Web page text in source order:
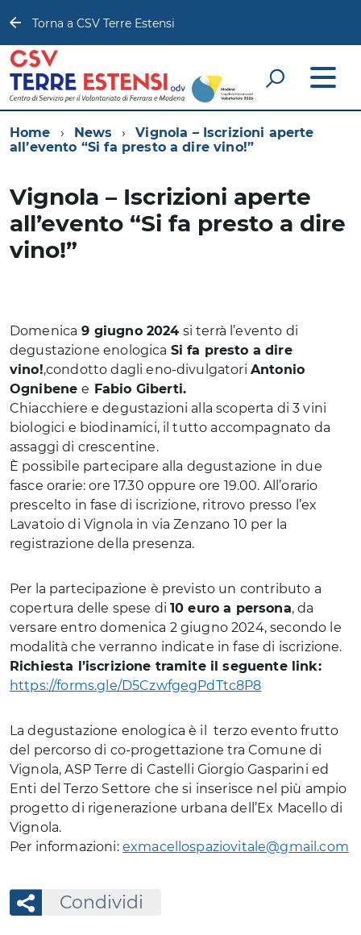
Torna a CSV Terre Estensi
Home News
Vignola – Iscrizioni aperte
all’evento “Si fa presto a dire vino!”
Vignola – Iscrizioni aperte
all’evento “Si fa presto a dire
vino!”
Domenica 9 giugno 2024 si terrà l’evento di
degustazione enologica Si fa presto a dire
vino!,condotto dagli eno-divulgatori Antonio
Ognibenee Fabio Giberti.
Chiacchiere e degustazioni alla scoperta di 3 vini
biologici e biodinamici, il tutto accompagnato da
assaggi di crescentine.
È possibile partecipare alla degustazione in due
fasce orarie: ore 17.30 oppure ore 19.00. All’orario
prescelto in fase di iscrizione, ritrovo presso l’ex
Lavatoio di Vignola in via Zenzano 10 per la
registrazione della presenza.
Per la partecipazione è previsto un contributo a
copertura delle spese di10 euro a persona, da
versare entro domenica 2 giugno 2024, secondo le
modalità che verranno indicate in fase di iscrizione.
Richiesta l’iscrizione tramite il seguente link:
https://forms.gle/D5CzwfgegPdTtc8P8
La degustazione enologica è il terzo evento frutto
del percorso di co-progettazione tra Comune di
Vignola, ASP Terre di Castelli Giorgio Gasparini ed
Enti del Terzo Settore che si inserisce nel più ampio
progetto di rigenerazione urbana dell’Ex Macello di
Vignola.
Per informazioni: exmacellospaziovitale@gmail.com
Condividi